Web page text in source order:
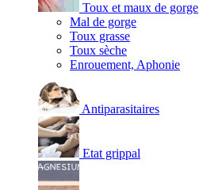
Toux et maux de gorge
Mal de gorge
Toux grasse
Toux sèche
Enrouement, Aphonie
Antiparasitaires
Etat grippal